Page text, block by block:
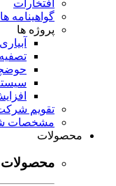
افتخارات
گواهینامه ها
پروژه ها
تقویم
مشخصات
محصولات
محصولات